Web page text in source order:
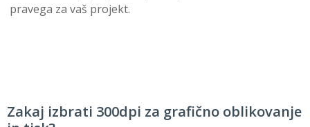
pravega za vaš projekt.
Zakaj izbrati 300dpi za grafično oblikovanje